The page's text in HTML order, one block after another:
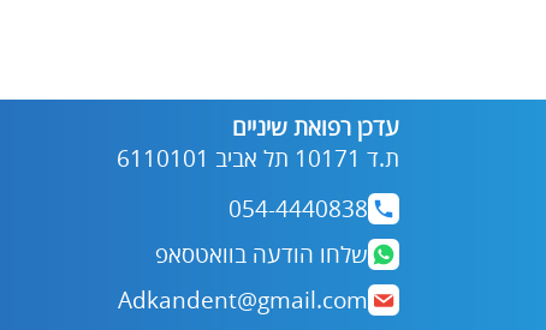
עדכן רפואת שיניים
ת.ד 10171 תל אביב 6110101
054-4440838
שלחו הודעה בוואטסאפ
Adkandent@gmail.com